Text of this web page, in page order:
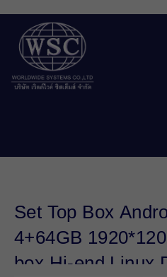
content
Set Top Box
4+64GB
box Hi-end Linux